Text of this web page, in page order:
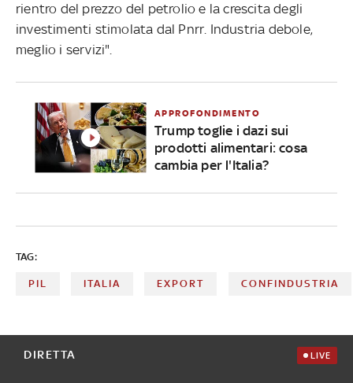
rientro del prezzo del petrolio e la crescita degli
investimenti stimolata dal Pnrr. Industria debole,
meglio i servizi".
APPROFONDIMENTO
Trump toglie i dazi sui
prodotti alimentari: cosa
cambia per l'Italia?
TAG:
PIL ITALIA EXPORT CONFINDUSTRIA
DIRETTA LIVE